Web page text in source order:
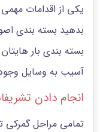
یکی از اقدامات مهمی
بدهید بسته بندی
بسته بندی بار
آسیب به وسایل
انجام دادن
تمامی مراحل گمرکی